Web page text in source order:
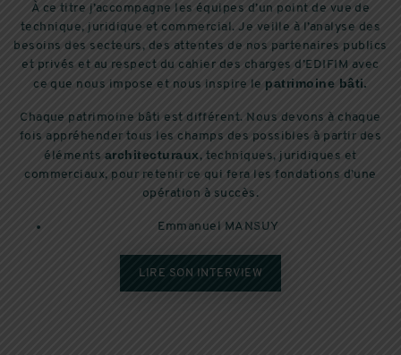
À ce titre j’accompagne les équipes d’un point de vue de
technique, juridique et commercial. Je veille à l’analyse des
besoins des secteurs, des attentes de nos partenaires publics
et privés et au respect du cahier des charges d’EDIFIM avec
ce que nous impose et nous inspire le patrimoine bâti.
Chaque patrimoine bâti est différent. Nous devons à chaque
fois appréhender tous les champs des possibles à partir des
éléments architecturaux, techniques, juridiques et
commerciaux, pour retenir ce qui fera les fondations d’une
opération à succès.
Emmanuel MANSUY
LIRE SON INTERVIEW